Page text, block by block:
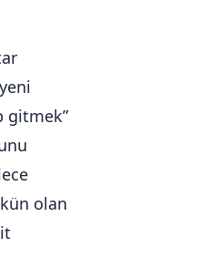
gitmek”
olan